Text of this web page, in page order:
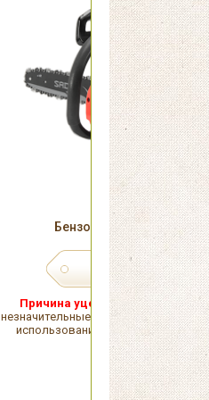
Бензопила Sadko GCS-
1 981грн.
Причина уценки: Повреждена
незначительные потертости на
использовании не был. Детали
менеджера.